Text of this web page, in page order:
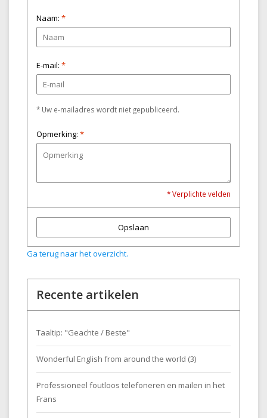
Naam: *
E-mail: *
* Uw e-mailadres wordt niet gepubliceerd.
Opmerking: *
* Verplichte velden
Opslaan
Ga terug naar het overzicht.
Recente artikelen
Taaltip: "Geachte / Beste"
Wonderful English from around the world (3)
Professioneel foutloos telefoneren en mailen in het
Frans